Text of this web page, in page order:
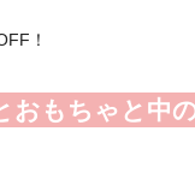
！
おもちゃと中